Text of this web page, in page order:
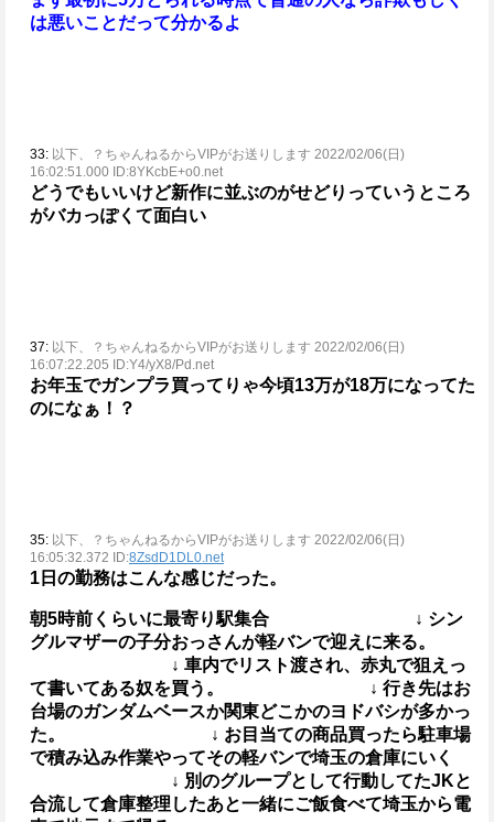
は悪いことだって分かるよ
33: 以下、？ちゃんねるからVIPがお送りします 2022/02/06(日)
16:02:51.000 ID:8YKcbE+o0.net
どうでもいいけど新作に並ぶのがせどりっていうところ
がバカっぽくて面白い
37: 以下、？ちゃんねるからVIPがお送りします 2022/02/06(日)
16:07:22.205 ID:Y4/yX8/Pd.net
お年玉でガンプラ買ってりゃ今頃13万が18万になってた
のになぁ！？
35: 以下、？ちゃんねるからVIPがお送りします 2022/02/06(日)
16:05:32.372 ID:8ZsdD1DL0.net
1日の勤務はこんな感じだった。
朝5時前くらいに最寄り駅集合 ↓ シン
グルマザーの子分おっさんが軽バンで迎えに来る。
↓ 車内でリスト渡され、赤丸で狙えっ
て書いてある奴を買う。
↓ 行き先はお
台場のガンダムベースか関東どこかのヨドバシが多かっ
た。
↓ お目当ての商品買ったら駐車場
で積み込み作業やってその軽バンで埼玉の倉庫にいく
↓ 別のグループとして行動してたJKと
合流して倉庫整理したあと一緒にご飯食べて埼玉から電